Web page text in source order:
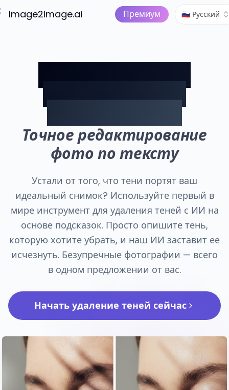
Image2Image.ai
ИИ ИИ-Студия Изображение в видео
Премиум 🇷🇺 Русский
тенями. Просто
введите текст.
Точное редактирование
фото по тексту
Устали от того, что тени портят ваш
идеальный снимок? Используйте первый в
мире инструмент для удаления теней с ИИ на
основе подсказок. Просто опишите тень,
которую хотите убрать, и наш ИИ заставит ее
исчезнуть. Безупречные фотографии — всего
в одном предложении от вас.
Начать удаление теней сейчас